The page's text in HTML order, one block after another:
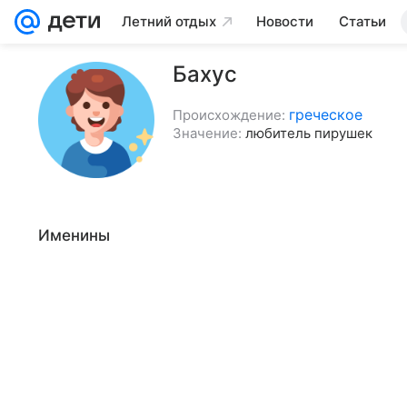
Летний отдых Новости Статьи
Бахус
Происхождение: греческое
Значение: любитель пирушек
Именины